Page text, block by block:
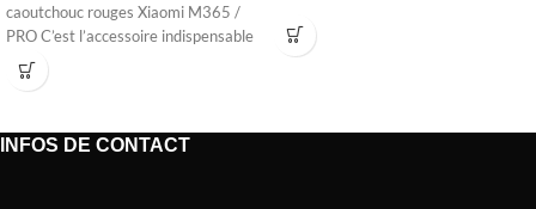
caoutchouc rouges Xiaomi M365 /
PRO C’est l’accessoire indispensable
INFOS DE CONTACT